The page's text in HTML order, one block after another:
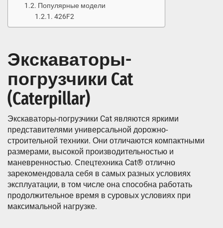
Популярные модели
426F2
Экскаваторы-
погрузчики Cat
(Caterpillar)
Экскаваторы-погрузчики Cat являются яркими
представителями универсальной дорожно-
строительной техники. Они отличаются компактными
размерами, высокой производительностью и
маневренностью. Спецтехника Cat® отлично
зарекомендовала себя в самых разных условиях
эксплуатации, в том числе она способна работать
продолжительное время в суровых условиях при
максимальной нагрузке.